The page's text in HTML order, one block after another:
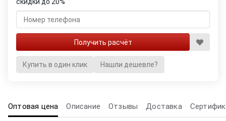
Купить в один клик Нашли дешевле?
Оптовая цена Описание Отзывы Доставка